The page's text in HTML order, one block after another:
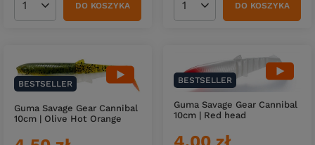
Ilość produktówDO KOSZYKA Ilość produktówDO KOSZYKA
BESTSELLER
Guma Savage Gear Cannibal
10cm | Olive Hot Orange
BESTSELLER
Guma Savage Gear Cannibal
10cm | Red head